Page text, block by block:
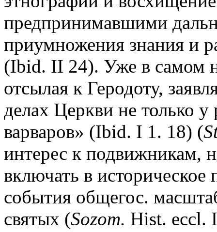
предпринимавшими
приумножения знания и
(Ibid. II 24). Уже в самом
отсылая к Геродоту,
делах Церкви не только
варваров» (Ibid. I 1. 18) (
интерес к подвижникам,
включать в историческое
события общегос.
святых (Sozom. Hist. eccl.